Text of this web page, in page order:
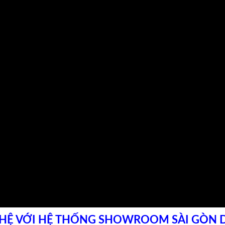
VỚI HỆ THỐNG SHOWROOM SÀI GÒN